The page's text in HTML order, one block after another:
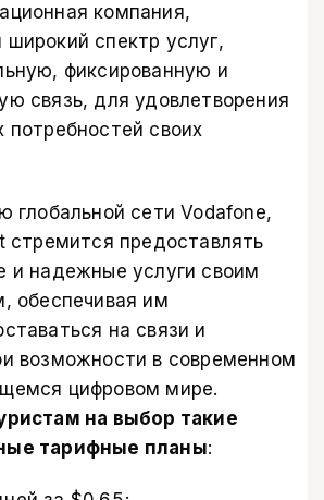
компания,
спектр услуг,
фиксированную и
связь, для удовлетворения
потребностей своих
глобальной сети Vodafone,
стремится предоставлять
и надежные услуги своим
обеспечивая им
на связи и
возможности в современном
цифровом мире.
на выбор такие
тарифные планы: